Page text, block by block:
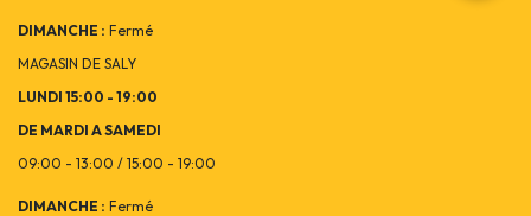
DIMANCHE : Fermé
MAGASIN DE SALY
LUNDI 15:00 - 19:00
DE MARDI A SAMEDI
09:00 - 13:00 / 15:00 - 19:00
DIMANCHE : Fermé